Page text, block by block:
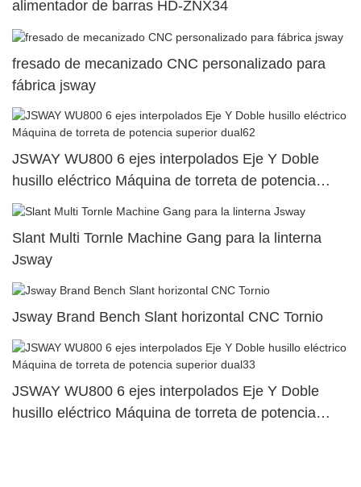
alimentador de barras HD-ZNX34
fresado de mecanizado CNC personalizado para
fábrica jsway
JSWAY WU800 6 ejes interpolados Eje Y Doble
husillo eléctrico Máquina de torreta de potencia
superior dual62
Slant Multi Tornle Machine Gang para la linterna
Jsway
Jsway Brand Bench Slant horizontal CNC Tornio
JSWAY WU800 6 ejes interpolados Eje Y Doble
husillo eléctrico Máquina de torreta de potencia